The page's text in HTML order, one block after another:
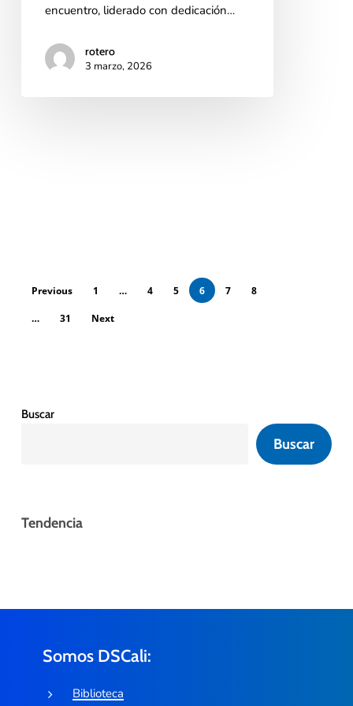
encuentro, liderado con dedicación…
rotero
3 marzo, 2026
Previous 1 … 4 5 6 7 8
… 31 Next
Buscar
Buscar
Tendencia
Somos DSCali:
Biblioteca